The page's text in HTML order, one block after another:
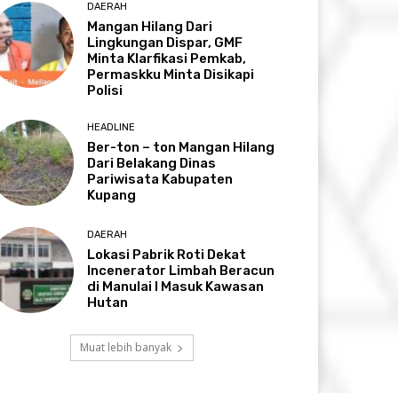
DAERAH
Mangan Hilang Dari
Lingkungan Dispar, GMF
Minta Klarfikasi Pemkab,
Permaskku Minta Disikapi
Polisi
HEADLINE
Ber-ton – ton Mangan Hilang
Dari Belakang Dinas
Pariwisata Kabupaten
Kupang
DAERAH
Lokasi Pabrik Roti Dekat
Incenerator Limbah Beracun
di Manulai I Masuk Kawasan
Hutan
Muat lebih banyak